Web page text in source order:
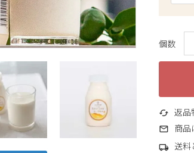
返品
商品
送料